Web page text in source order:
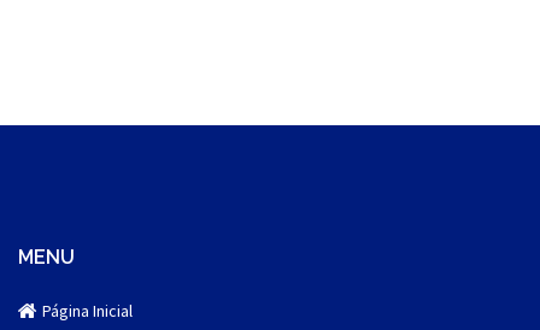
MENU
Página Inicial